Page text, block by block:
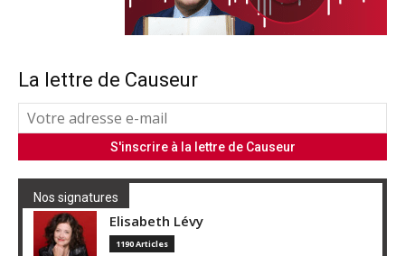
La lettre de Causeur
Nos signatures
Elisabeth Lévy
1190 Articles